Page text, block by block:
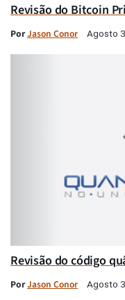
Revisão do Bitcoin
PorJason Conor Agosto
Revisão do código
PorJason Conor Agosto